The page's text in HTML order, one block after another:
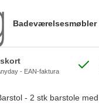
Badeværelsesmøbler
- EAN-faktura
- 2 stk barstole